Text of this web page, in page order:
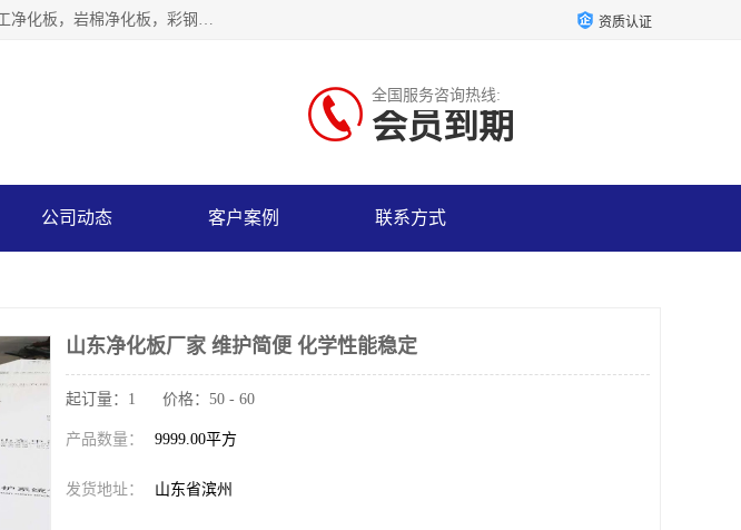
山东中汇彩钢有限公司专业从事聚氨酯封边岩棉板、岩棉板的生产制造，主要产品有：净化板，手工净化板，岩棉净化板，彩钢板，聚氨酯封边岩棉复合板，聚氨酯封边岩棉夹芯板。 资质认证
全国服务咨询热线:
会员到期
公司动态 客户案例 联系方式
山东净化板厂家 维护简便 化学性能稳定
起订量：1 价格：50 - 60
产品数量： 9999.00平方
发货地址： 山东省滨州